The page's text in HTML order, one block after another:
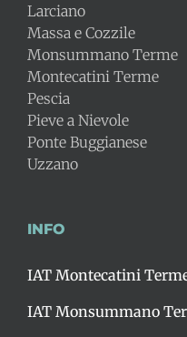
Larciano
Massa e Cozzile
Monsummano Terme
Montecatini Terme
Pescia
Pieve a Nievole
Ponte Buggianese
Uzzano
INFO
IAT Montecatini
IAT Monsummano